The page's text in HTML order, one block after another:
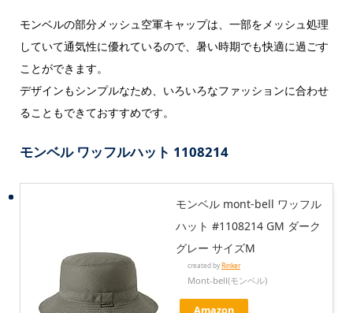
モンベルの部分メッシュ空軍キャップは、一部をメッシュ処理
していて通気性に優れているので、暑い時期でも快適に過ごす
ことができます。
デザインもシンプルなため、いろいろなファッションに合わせ
ることもできておすすめです。
モンベル ワッフルハット 1108214
モンベル mont-bell ワッフル
ハット #1108214 GM ダーク
グレー サイズM
created byRinker
Mont-bell(モンベル)